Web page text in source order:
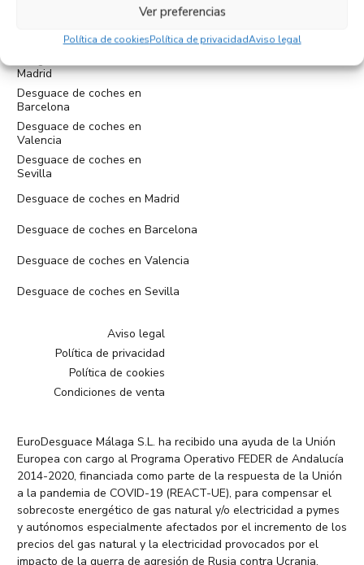
Ver preferencias
Política de cookiesPolítica de privacidadAviso legal
administracion@eurodesguacemalaga.com
Madrid
Desguace de coches en
Barcelona
Desguace de coches en
Valencia
Desguace de coches en
Sevilla
Desguace de coches en Madrid
Desguace de coches en Barcelona
Desguace de coches en Valencia
Desguace de coches en Sevilla
Aviso legal
Política de privacidad
Política de cookies
Condiciones de venta
EuroDesguace Málaga S.L. ha recibido una ayuda de la Unión
Europea con cargo al Programa Operativo FEDER de Andalucía
2014-2020, financiada como parte de la respuesta de la Unión
a la pandemia de COVID-19 (REACT-UE), para compensar el
sobrecoste energético de gas natural y/o electricidad a pymes
y autónomos especialmente afectados por el incremento de los
precios del gas natural y la electricidad provocados por el
impacto de la guerra de agresión de Rusia contra Ucrania.